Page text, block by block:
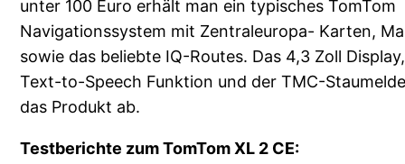
unter 100 Euro erhält man ein typisches TomTom
Navigationssystem mit Zentraleuropa- Karten,
sowie das beliebte IQ-Routes. Das 4,3 Zoll
Text-to-Speech Funktion und der TMC-
das Produkt ab.
Testberichte zum TomTom XL 2 CE: